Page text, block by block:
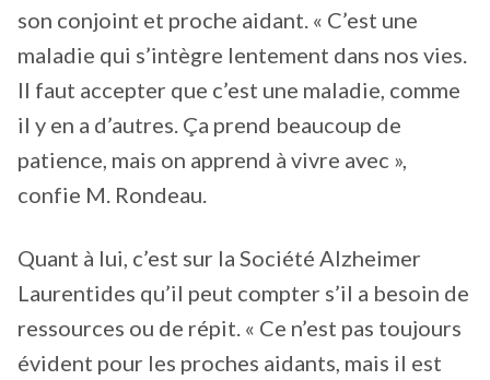
son conjoint et proche aidant. « C’est une
maladie qui s’intègre lentement dans nos vies.
Il faut accepter que c’est une maladie, comme
il y en a d’autres. Ça prend beaucoup de
patience, mais on apprend à vivre avec »,
confie M. Rondeau.
Quant à lui, c’est sur la Société Alzheimer
Laurentides qu’il peut compter s’il a besoin de
ressources ou de répit. « Ce n’est pas toujours
évident pour les proches aidants, mais il est